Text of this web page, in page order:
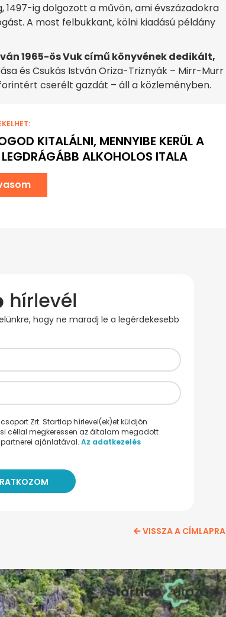
1497-ig dolgozott a művön, ami évszázadokra
A most felbukkant, kölni kiadású példány
1965-ös Vuk című könyvének dedikált,
és Csukás István Oriza-Triznyák – Mirr-Murr
cserélt gazdát – áll a közleményben.
KITALÁLNI, MENNYIBE KERÜL A
ALKOHOLOS ITALA
hogy ne maradj le a legérdekesebb
Zrt. Startlap hírlevel(ek)et küldjön
céllal megkeressen az általam megadott
ajánlatával. Az adatkezelés
VISSZA A CÍMLAPRA